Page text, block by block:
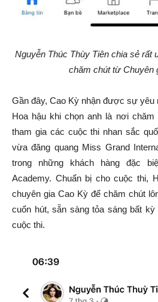
Nguyễn Thúc Thùy Tiên chia sẻ
chăm chút từ Chuyên
Gần đây, Cao Kỳ nhận được sự
Hoa hậu khi chọn anh là nơi
tham gia các cuộc thi nhan sắc
vừa đăng quang Miss Grand
trong những khách hàng đặc
Academy. Chuẩn bị cho cuộc thi,
chuyên gia Cao Kỳ để chăm chút
cuốn hút, sẵn sàng tỏa sáng bất
cuộc thi.